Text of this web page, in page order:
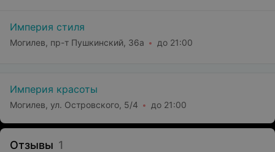
Империя стиля
Могилев, пр-т Пушкинский, 36а до 21:00
Империя красоты
Могилев, ул. Островского, 5/4 до 21:00
Отзывы 1